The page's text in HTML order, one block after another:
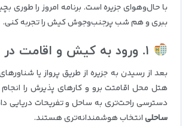
با حال‌وهوای جزیره است. برنامه امروز را طوری
ببری و هم شب پرجنب‌وجوش کیش را تجربه کنی.
بعد از رسیدن به جزیره از طریق پرواز یا
هتل محل اقامتت برو و کارهای پذیرش را
دسترسی راحت‌تری به ساحل و تفریحات دریایی
ساحلیانتخاب هوشمندانه‌تری هستند.